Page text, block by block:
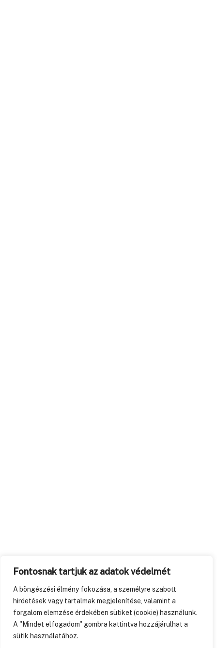
Fontosnak tartjuk az adatok védelmét
A böngészési élmény fokozása, a személyre szabott
hirdetések vagy tartalmak megjelenítése, valamint a
forgalom elemzése érdekében sütiket (cookie) használunk.
A "Mindet elfogadom" gombra kattintva hozzájárulhat a
sütik használatához.